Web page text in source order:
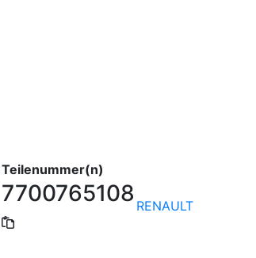
Teilenummer(n)
7700765108 RENAULT